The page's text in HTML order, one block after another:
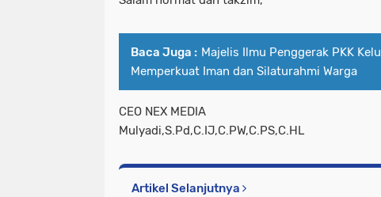
Baca Juga : Majelis Ilmu Penggerak PKK
Memperkuat Iman dan Silaturahmi Warga
CEO NEX MEDIA
Mulyadi,S.Pd,C.IJ,C.PW,C.PS,C.HL
Artikel Selanjutnya